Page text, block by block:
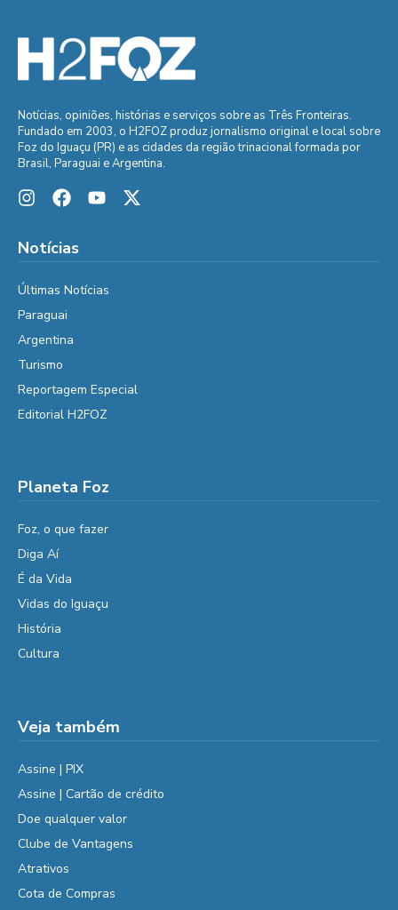
Notícias, opiniões, histórias e serviços sobre as Três Fronteiras.
Fundado em 2003, o H2FOZ produz jornalismo original e local sobre
Foz do Iguaçu (PR) e as cidades da região trinacional formada por
Brasil, Paraguai e Argentina.
Notícias
Últimas Notícias
Paraguai
Argentina
Turismo
Reportagem Especial
Editorial H2FOZ
Planeta Foz
Foz, o que fazer
Diga Aí
É da Vida
Vidas do Iguaçu
História
Cultura
Veja também
Assine | PIX
Assine | Cartão de crédito
Doe qualquer valor
Clube de Vantagens
Atrativos
Cota de Compras